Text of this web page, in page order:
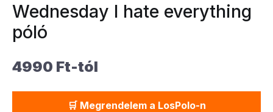
Wednesday I hate everything
póló
4990 Ft-tól
🛒 Megrendelem a LosPolo-n